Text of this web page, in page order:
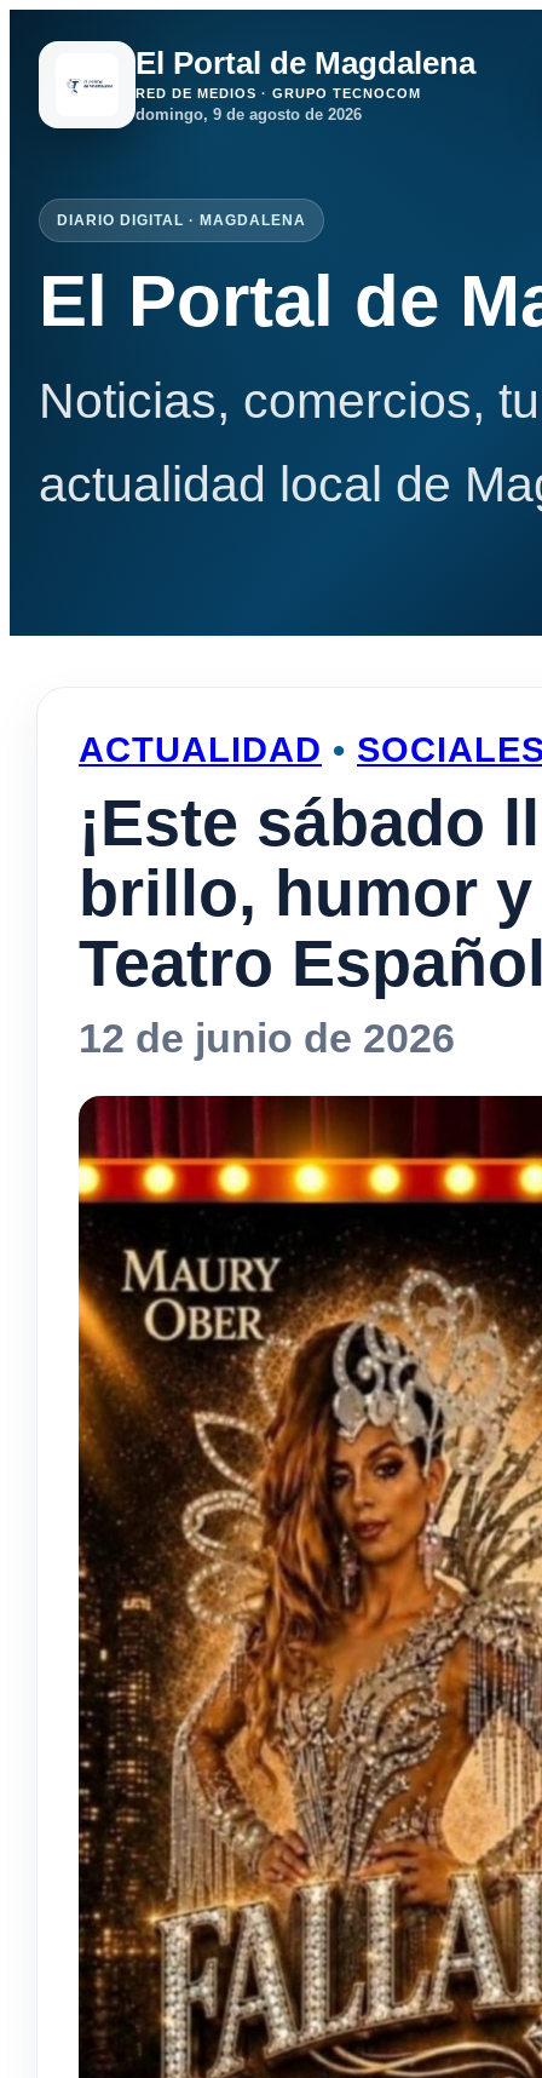
El Portal de Magdalena
RED DE MEDIOS · GRUPO TECNOCOM
domingo, 9 de agosto de 2026
DIARIO DIGITAL · MAGDALENA
El Portal de
Noticias, comercios,
actualidad local de
ACTUALIDAD •
¡Este sábado
brillo, humor
Teatro
12 de junio de 2026